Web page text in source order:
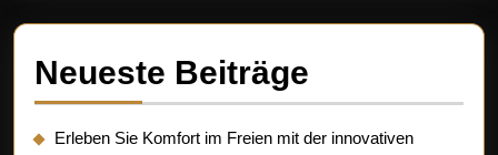
Neueste Beiträge
Erleben Sie Komfort im Freien mit der innovativen